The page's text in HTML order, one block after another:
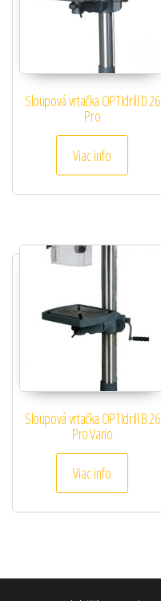
Sloupová vrtačka OPTIdrill D 26
Pro
Viac info
Sloupová vrtačka OPTIdrill B 26
Pro Vario
Viac info